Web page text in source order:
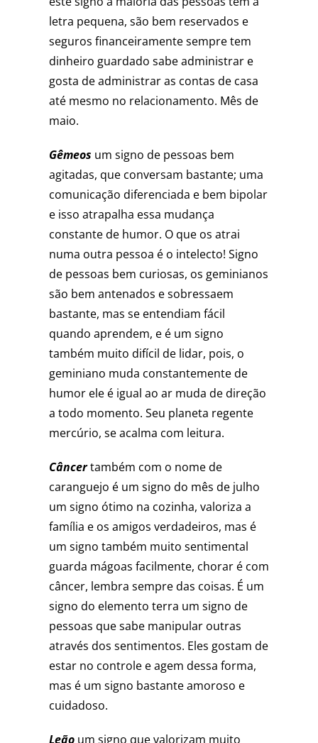
letra pequena, são bem reservados e
seguros financeiramente sempre tem
dinheiro guardado sabe administrar e
gosta de administrar as contas de casa
até mesmo no relacionamento. Mês de
maio.
Gêmeos um signo de pessoas bem
agitadas, que conversam bastante; uma
comunicação diferenciada e bem bipolar
e isso atrapalha essa mudança
constante de humor. O que os atrai
numa outra pessoa é o intelecto! Signo
de pessoas bem curiosas, os geminianos
são bem antenados e sobressaem
bastante, mas se entendiam fácil
quando aprendem, e é um signo
também muito difícil de lidar, pois, o
geminiano muda constantemente de
humor ele é igual ao ar muda de direção
a todo momento. Seu planeta regente
mercúrio, se acalma com leitura.
Câncertambém com o nome de
caranguejo é um signo do mês de julho
um signo ótimo na cozinha, valoriza a
família e os amigos verdadeiros, mas é
um signo também muito sentimental
guarda mágoas facilmente, chorar é com
câncer, lembra sempre das coisas. É um
signo do elemento terra um signo de
pessoas que sabe manipular outras
através dos sentimentos. Eles gostam de
estar no controle e agem dessa forma,
mas é um signo bastante amoroso e
cuidadoso.
Leãoum signo que valorizam muito